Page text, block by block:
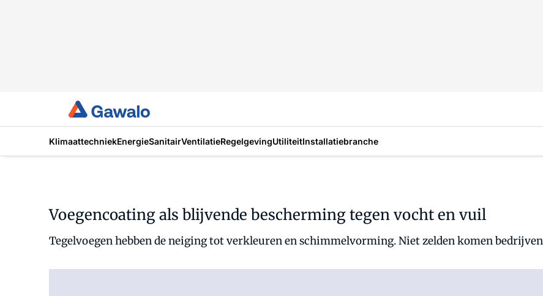
KlimaattechniekEnergieSanitairVentilatieRegelgevingUtiliteitInstallatiebranche
Voegencoating als blijvende bescherming tegen vocht en vuil
Tegelvoegen hebben de neiging tot verkleuren en schimmelvorming. Niet zelden komen